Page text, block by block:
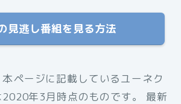
見逃し番組を見る方法
本ページに記載しているユーネク
2020年3月時点のものです。 最新